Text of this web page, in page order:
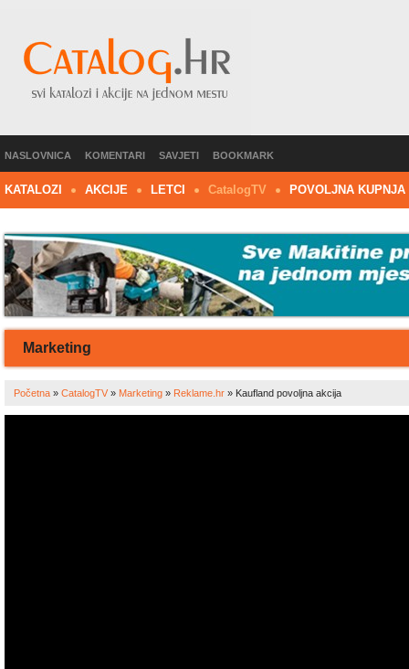
NASLOVNICA KOMENTARI SAVJETI BOOKMARK
KATALOZI AKCIJE LETCI CatalogTV POVOLJNA KUPNJA
Marketing
Početna » CatalogTV » Marketing » Reklame.hr » Kaufland povoljna akcija